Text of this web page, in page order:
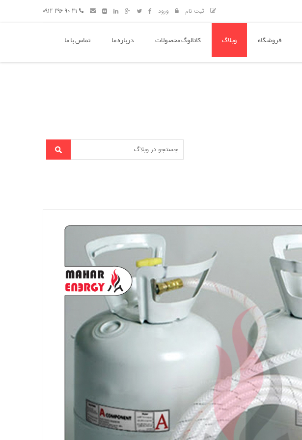
ثبت نام ورود
فروشگاه وبلاگ کاتالوگ محصولات درباره ما تماس با ما